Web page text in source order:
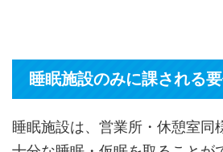
睡眠施設のみに課される
睡眠施設は、営業所・休憩室同